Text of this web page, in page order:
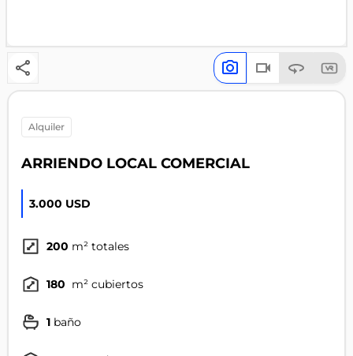
alquiler
ARRIENDO LOCAL COMERCIAL
3.000 USD
200 m² totales
180 m² cubiertos
1 baño